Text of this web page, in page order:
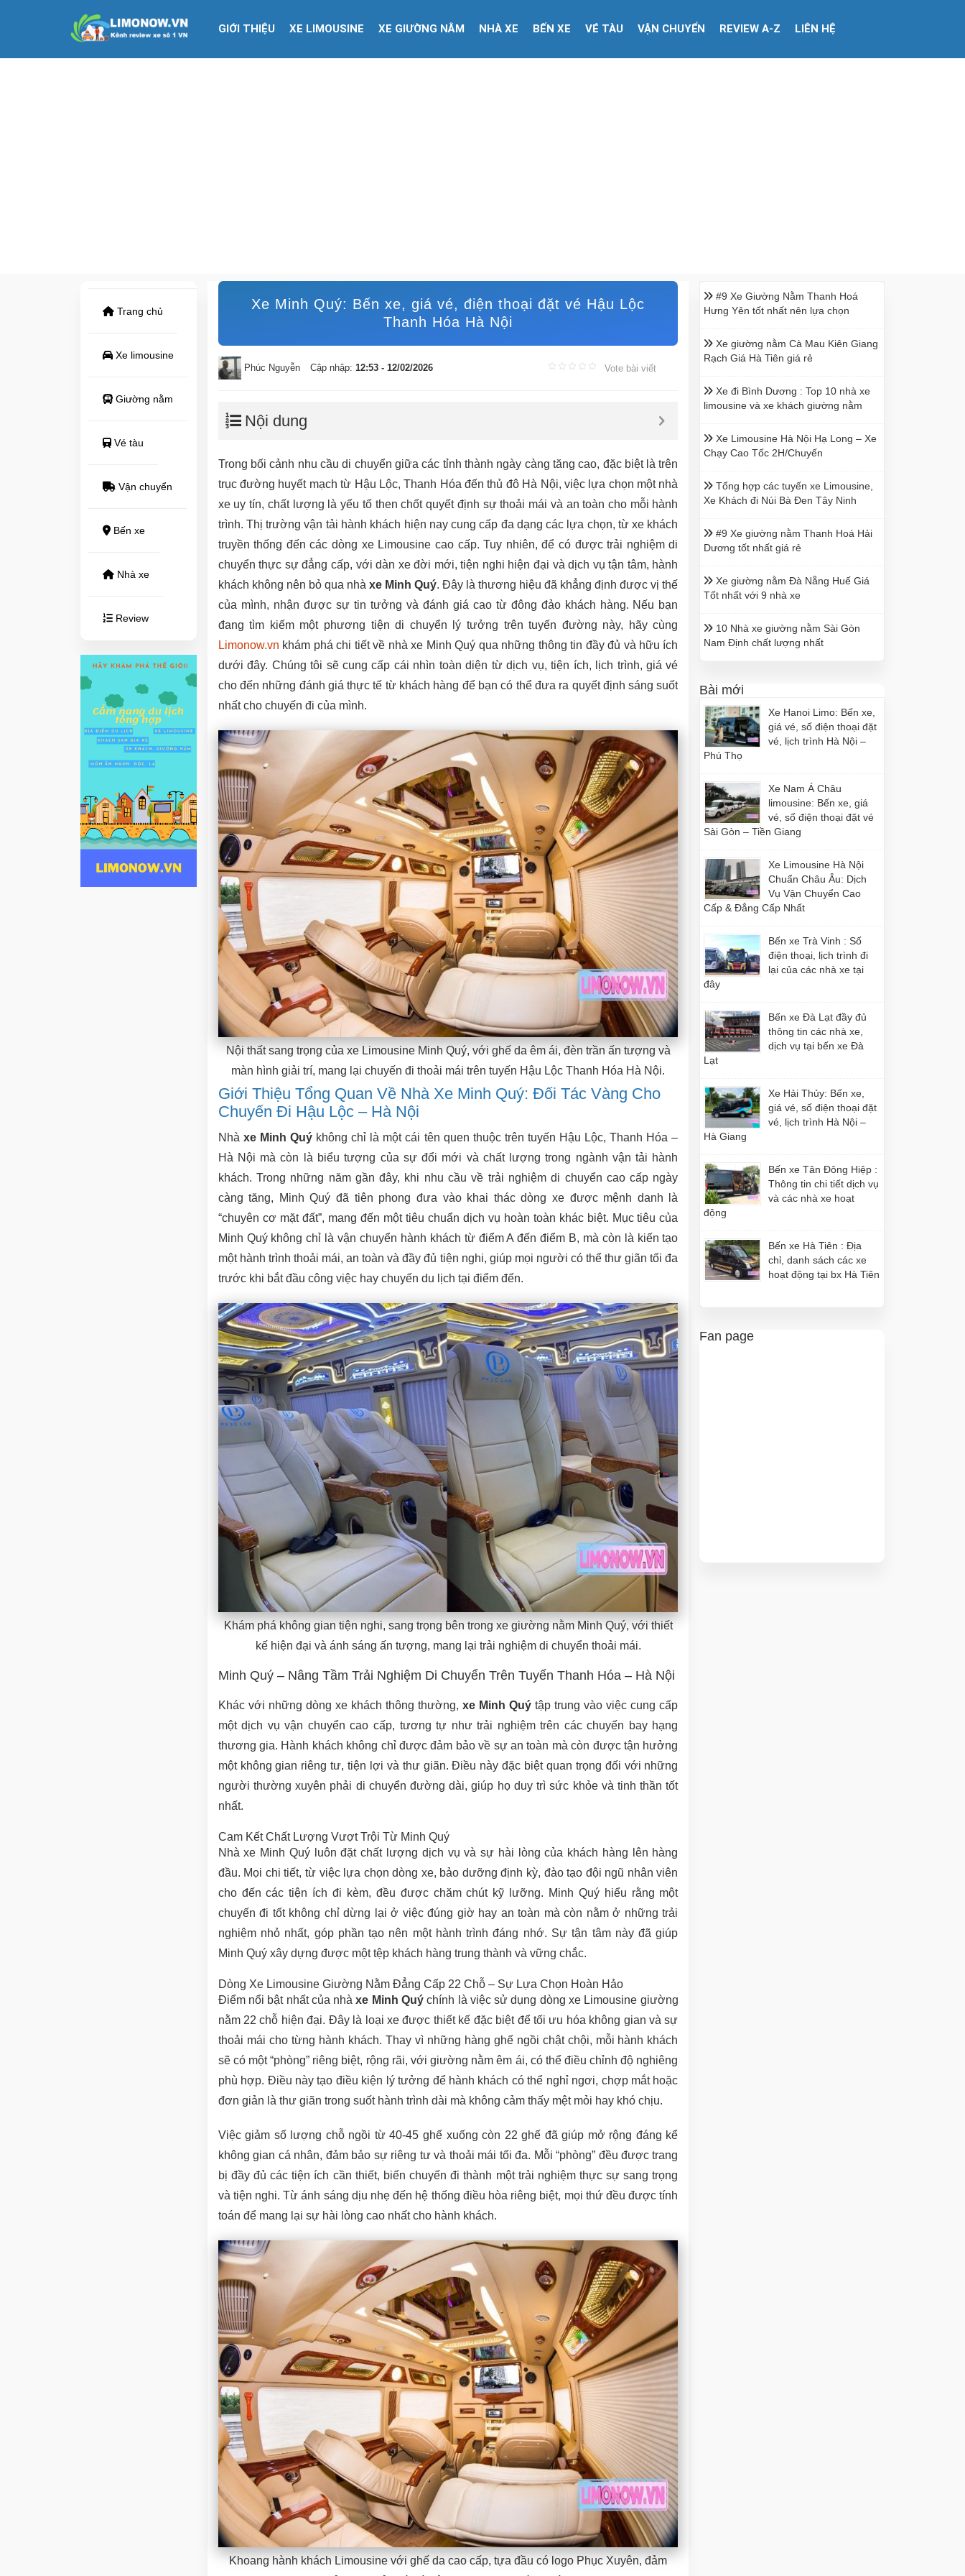
GIỚI THIỆU XE LIMOUSINE XE GIƯỜNG NẰM NHÀ XE BẾN XE VÉ TÀU VẬN CHUYỂN REVIEW A-Z LIÊN HỆ
Trang chủ
Xe limousine
Giường nằm
Vé tàu
Vận chuyển
Bến xe
Nhà xe
Review
Xe Minh Quý: Bến xe, giá vé, điện thoại đặt vé Hậu Lộc
Thanh Hóa Hà Nội
Phúc Nguyễn Cập nhập: 12:53 - 12/02/2026 Vote bài viết
Nội dung
Trong bối cảnh nhu cầu di chuyển giữa các tỉnh thành ngày càng tăng cao, đặc biệt là trên
trục đường huyết mạch từ Hậu Lộc, Thanh Hóa đến thủ đô Hà Nội, việc lựa chọn một nhà
xe uy tín, chất lượng là yếu tố then chốt quyết định sự thoải mái và an toàn cho mỗi hành
trình. Thị trường vận tải hành khách hiện nay cung cấp đa dạng các lựa chọn, từ xe khách
truyền thống đến các dòng xe Limousine cao cấp. Tuy nhiên, để có được trải nghiệm di
chuyển thực sự đẳng cấp, với dàn xe đời mới, tiện nghi hiện đại và dịch vụ tận tâm, hành
khách không nên bỏ qua nhà xe Minh Quý. Đây là thương hiệu đã khẳng định được vị thế
của mình, nhận được sự tin tưởng và đánh giá cao từ đông đảo khách hàng. Nếu bạn
đang tìm kiếm một phương tiện di chuyển lý tưởng trên tuyến đường này, hãy cùng
Limonow.vn khám phá chi tiết về nhà xe Minh Quý qua những thông tin đầy đủ và hữu ích
dưới đây. Chúng tôi sẽ cung cấp cái nhìn toàn diện từ dịch vụ, tiện ích, lịch trình, giá vé
cho đến những đánh giá thực tế từ khách hàng để bạn có thể đưa ra quyết định sáng suốt
nhất cho chuyến đi của mình.
Nội thất sang trọng của xe Limousine Minh Quý, với ghế da êm ái, đèn trần ấn tượng và
màn hình giải trí, mang lại chuyến đi thoải mái trên tuyến Hậu Lộc Thanh Hóa Hà Nội.
Giới Thiệu Tổng Quan Về Nhà Xe Minh Quý: Đối Tác Vàng Cho
Chuyến Đi Hậu Lộc – Hà Nội
Nhà xe Minh Quýkhông chỉ là một cái tên quen thuộc trên tuyến Hậu Lộc, Thanh Hóa –
Hà Nội mà còn là biểu tượng của sự đổi mới và chất lượng trong ngành vận tải hành
khách. Trong những năm gần đây, khi nhu cầu về trải nghiệm di chuyển cao cấp ngày
càng tăng, Minh Quý đã tiên phong đưa vào khai thác dòng xe được mệnh danh là
“chuyên cơ mặt đất”, mang đến một tiêu chuẩn dịch vụ hoàn toàn khác biệt. Mục tiêu của
Minh Quý không chỉ là vận chuyển hành khách từ điểm A đến điểm B, mà còn là kiến tạo
một hành trình thoải mái, an toàn và đầy đủ tiện nghi, giúp mọi người có thể thư giãn tối đa
trước khi bắt đầu công việc hay chuyến du lịch tại điểm đến.
Khám phá không gian tiện nghi, sang trọng bên trong xe giường nằm Minh Quý, với thiết
kế hiện đại và ánh sáng ấn tượng, mang lại trải nghiệm di chuyển thoải mái.
Minh Quý – Nâng Tầm Trải Nghiệm Di Chuyển Trên Tuyến Thanh Hóa – Hà Nội
Khác với những dòng xe khách thông thường,xe Minh Quý tập trung vào việc cung cấp
một dịch vụ vận chuyển cao cấp, tương tự như trải nghiệm trên các chuyến bay hạng
thương gia. Hành khách không chỉ được đảm bảo về sự an toàn mà còn được tận hưởng
một không gian riêng tư, tiện lợi và thư giãn. Điều này đặc biệt quan trọng đối với những
người thường xuyên phải di chuyển đường dài, giúp họ duy trì sức khỏe và tinh thần tốt
nhất.
Cam Kết Chất Lượng Vượt Trội Từ Minh Quý
Nhà xe Minh Quý luôn đặt chất lượng dịch vụ và sự hài lòng của khách hàng lên hàng
đầu. Mọi chi tiết, từ việc lựa chọn dòng xe, bảo dưỡng định kỳ, đào tạo đội ngũ nhân viên
cho đến các tiện ích đi kèm, đều được chăm chút kỹ lưỡng. Minh Quý hiểu rằng một
chuyến đi tốt không chỉ dừng lại ở việc đúng giờ hay an toàn mà còn nằm ở những trải
nghiệm nhỏ nhất, góp phần tạo nên một hành trình đáng nhớ. Sự tận tâm này đã giúp
Minh Quý xây dựng được một tệp khách hàng trung thành và vững chắc.
Dòng Xe Limousine Giường Nằm Đẳng Cấp 22 Chỗ – Sự Lựa Chọn Hoàn Hảo
Điểm nổi bật nhất của nhàxe Minh Quýchính là việc sử dụng dòng xe Limousine giường
nằm 22 chỗ hiện đại. Đây là loại xe được thiết kế đặc biệt để tối ưu hóa không gian và sự
thoải mái cho từng hành khách. Thay vì những hàng ghế ngồi chật chội, mỗi hành khách
sẽ có một “phòng” riêng biệt, rộng rãi, với giường nằm êm ái, có thể điều chỉnh độ nghiêng
phù hợp. Điều này tạo điều kiện lý tưởng để hành khách có thể nghỉ ngơi, chợp mắt hoặc
đơn giản là thư giãn trong suốt hành trình dài mà không cảm thấy mệt mỏi hay khó chịu.
Việc giảm số lượng chỗ ngồi từ 40-45 ghế xuống còn 22 ghế đã giúp mở rộng đáng kể
không gian cá nhân, đảm bảo sự riêng tư và thoải mái tối đa. Mỗi “phòng” đều được trang
bị đầy đủ các tiện ích cần thiết, biến chuyến đi thành một trải nghiệm thực sự sang trọng
và tiện nghi. Từ ánh sáng dịu nhẹ đến hệ thống điều hòa riêng biệt, mọi thứ đều được tính
toán để mang lại sự hài lòng cao nhất cho hành khách.
Khoang hành khách Limousine với ghế da cao cấp, tựa đầu có logo Phục Xuyên, đảm
#9 Xe Giường Nằm Thanh Hoá
Hưng Yên tốt nhất nên lựa chọn
Xe giường nằm Cà Mau Kiên Giang
Rạch Giá Hà Tiên giá rẻ
Xe đi Bình Dương : Top 10 nhà xe
limousine và xe khách giường nằm
Xe Limousine Hà Nội Hạ Long – Xe
Chạy Cao Tốc 2H/Chuyến
Tổng hợp các tuyến xe Limousine,
Xe Khách đi Núi Bà Đen Tây Ninh
#9 Xe giường nằm Thanh Hoá Hải
Dương tốt nhất giá rẻ
Xe giường nằm Đà Nẵng Huế Giá
Tốt nhất với 9 nhà xe
10 Nhà xe giường nằm Sài Gòn
Nam Định chất lượng nhất
Bài mới
Xe Hanoi Limo: Bến xe,
giá vé, số điện thoại đặt
vé, lịch trình Hà Nội –
Phú Thọ
Xe Nam Á Châu
limousine: Bến xe, giá
vé, số điện thoại đặt vé
Sài Gòn – Tiền Giang
Xe Limousine Hà Nội
Chuẩn Châu Âu: Dịch
Vụ Vận Chuyển Cao
Cấp & Đẳng Cấp Nhất
Bến xe Trà Vinh : Số
điện thoại, lịch trình đi
lại của các nhà xe tại
đây
Bến xe Đà Lạt đầy đủ
thông tin các nhà xe,
dịch vụ tại bến xe Đà
Lạt
Xe Hải Thủy: Bến xe,
giá vé, số điện thoại đặt
vé, lịch trình Hà Nội –
Hà Giang
Bến xe Tân Đông Hiệp :
Thông tin chi tiết dịch vụ
và các nhà xe hoạt
động
Bến xe Hà Tiên : Địa
chỉ, danh sách các xe
hoạt động tại bx Hà Tiên
Fan page